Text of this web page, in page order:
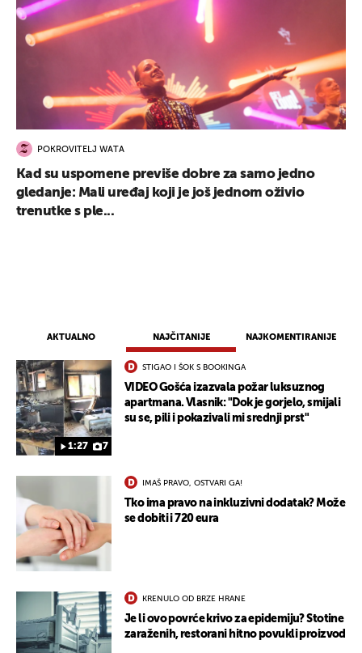
AKTUALNO NAJČITANIJE NAJKOMENTIRANIJE
1:27 7
STIGAO I ŠOK S BOOKINGA
VIDEO Gošća izazvala požar luksuznog
apartmana. Vlasnik: "Dok je gorjelo, smijali
su se, pili i pokazivali mi srednji prst"
IMAŠ PRAVO, OSTVARI GA!
Tko ima pravo na inkluzivni dodatak? Može
se dobiti i 720 eura
KRENULO OD BRZE HRANE
Je li ovo povrće krivo za epidemiju? Stotine
zaraženih, restorani hitno povukli proizvod
POKROVITELJ WATA
Kad su uspomene previše dobre za samo jedno
gledanje: Mali uređaj koji je još jednom oživio
trenutke s ple...
UKLJUČITE NOTIFIKACIJE